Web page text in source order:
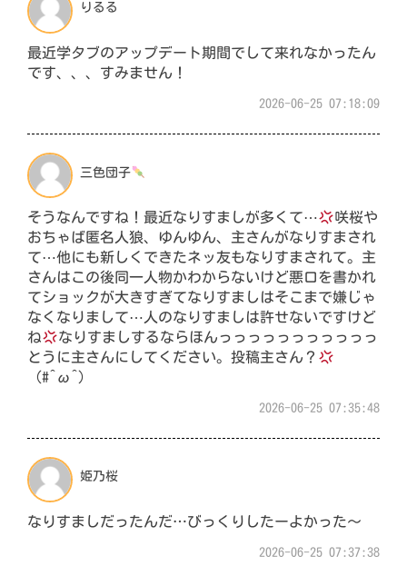
りるる
最近学タブのアップデート期間でして来れなかったん
です、、、すみません！
2026-06-25 07:18:09
三色団子
そうなんですね！最近なりすましが多くて⋯
咲桜や
おちゃば匿名人狼、ゆんゆん、主さんがなりすまされ
て⋯他にも新しくできたネッ友もなりすまされて。主
さんはこの後同一人物かわからないけど悪口を書かれ
てショックが大きすぎてなりすましはそこまで嫌じゃ
なくなりまして⋯人のなりすましは許せないですけど
ね
なりすましするならほんっっっっっっっっっっっ
とうに主さんにしてください。投稿主さん？
（#^ω^）
2026-06-25 07:35:48
姫乃桜
なりすましだったんだ…びっくりしたーよかった〜
2026-06-25 07:37:38